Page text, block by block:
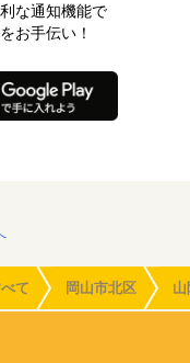
な通知機能で
お手伝い！
て 岡山市北区